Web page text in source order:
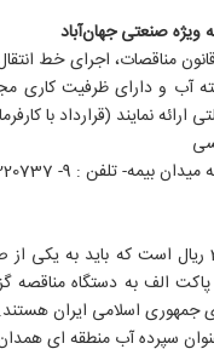
ویژه صنعتی جهان‌آباد
اجرای خط
و فاکس: 38220225 (081)
جمهوری اسلامی ایران هستند.